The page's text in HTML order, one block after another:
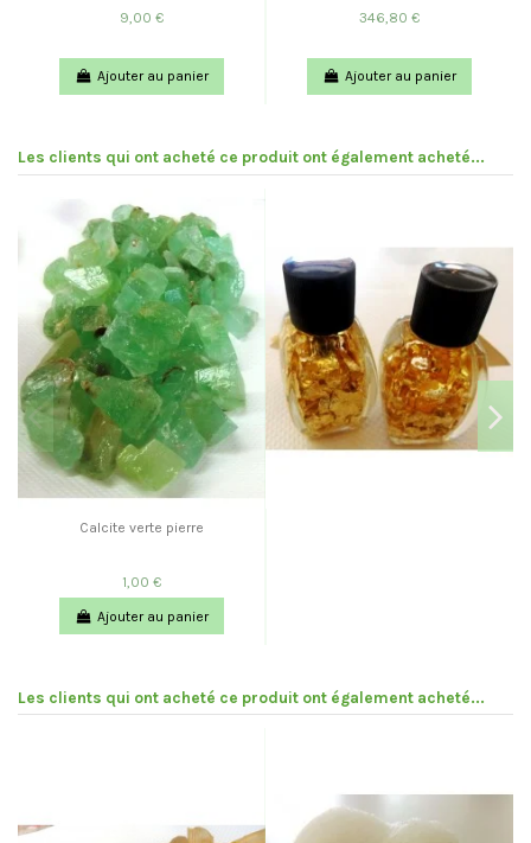
9,00 €
Ajouter au panier
346,80 €
Ajouter au panier
Les clients qui ont acheté ce produit ont également acheté...
Calcite verte pierre
1,00 €
Ajouter au panier
Les clients qui ont acheté ce produit ont également acheté...